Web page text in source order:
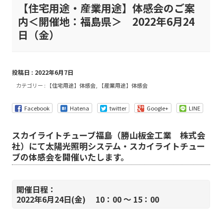
【住宅用途・産業用途】体感会のご案
内＜開催地：福島県＞ 2022年6月24
日（金）
投稿日 : 2022年6月7日
カテゴリー : 【住宅用途】体感会 【産業用途】体感会
Facebook Hatena twitter Google+ LINE
スカイライトチューブ福島（勝山板金工業 株式会
社）にて太陽光照明システム・スカイライトチュー
ブの体感会を開催いたします。
開催日程：
2022年6月24日(金) 10：00 ～ 15：00